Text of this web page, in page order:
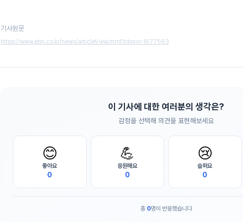
기사원문
https://www.ebn.co.kr/news/articleView.html?idxno=1677563
이 기사에 대한 여러분의 생각은?
감정을 선택해 의견을 표현해보세요
😊
좋아요
0
💪
응원해요
0
😢
슬퍼요
0
총 0명이 반응했습니다